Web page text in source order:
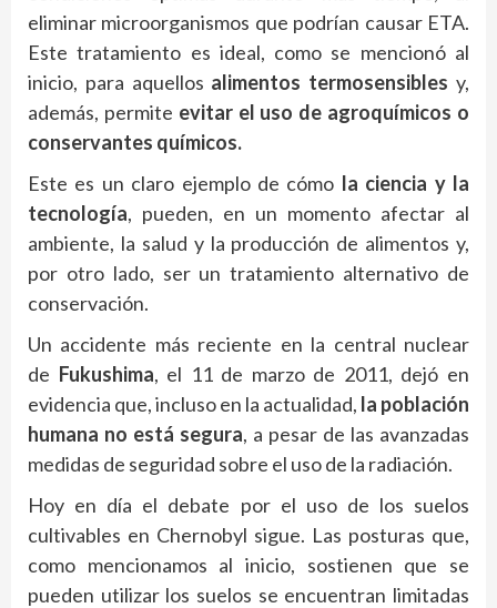
eliminar microorganismos que podrían causar ETA.
Este tratamiento es ideal, como se mencionó al
inicio, para aquellos alimentos termosensibles y,
además, permite evitar el uso de agroquímicos o
conservantes químicos.
Este es un claro ejemplo de cómo la ciencia y la
tecnología, pueden, en un momento afectar al
ambiente, la salud y la producción de alimentos y,
por otro lado, ser un tratamiento alternativo de
conservación.
Un accidente más reciente en la central nuclear
de Fukushima, el 11 de marzo de 2011, dejó en
evidencia que, incluso en la actualidad, la población
humana no está segura, a pesar de las avanzadas
medidas de seguridad sobre el uso de la radiación.
Hoy en día el debate por el uso de los suelos
cultivables en Chernobyl sigue. Las posturas que,
como mencionamos al inicio, sostienen que se
pueden utilizar los suelos se encuentran limitadas